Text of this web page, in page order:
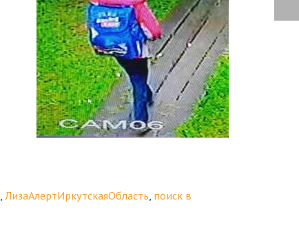
ЛизаАлертИркутскаяОбласть поиск в